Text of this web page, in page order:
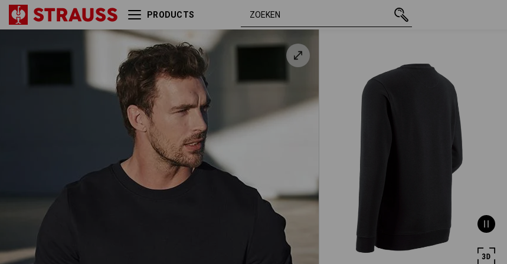
PRODUCTS
e.s. Sweatshirt poly cotton zwart XS € 25,89